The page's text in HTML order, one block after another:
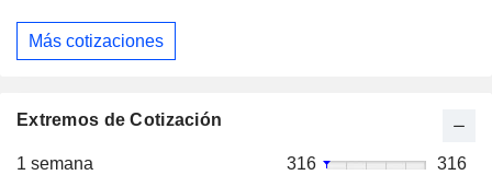
Más cotizaciones
Extremos de Cotización
1 semana 316
316